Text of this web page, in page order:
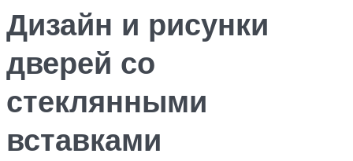
Дизайн и рисунки
дверей со
стеклянными
вставками